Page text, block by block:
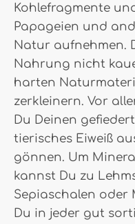
Kohlefragmente
Papageien und
Natur aufnehmen.
Nahrung nicht
harten
zerkleinern. Vor
Du Deinen
tierisches Eiweiß
gönnen. Um
kannst Du zu
Sepiaschalen oder
Du in jeder gut